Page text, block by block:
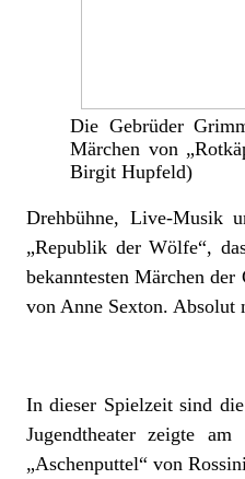
Die Gebrüder
Märchen von
Birgit Hupfeld)
Drehbühne, Live-Musik
„Republik der Wölfe“,
bekanntesten Märchen
von Anne Sexton. Absolut
In dieser Spielzeit sind
Jugendtheater zeigte
„Aschenputtel“ von